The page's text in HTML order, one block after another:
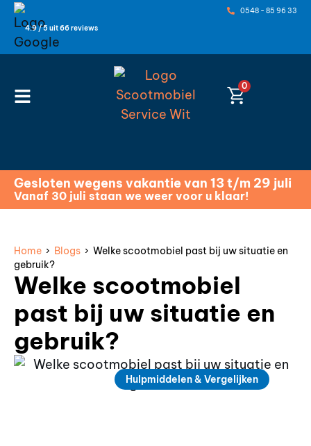
4.9 / 5 uit 66 reviews
0548 - 85 96 33
0
Gesloten wegens vakantie van 13 t/m 29 juli
Vanaf 30 juli staan we weer voor u klaar!
Home › Blogs › Welke scootmobiel past bij uw situatie en
gebruik?
Welke scootmobiel
past bij uw situatie en
gebruik?
Hulpmiddelen & Vergelijken